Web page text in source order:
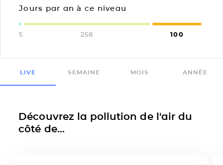
Jours par an à ce niveau
5 258 100
LIVE SEMAINE MOIS ANNÉE
Découvrez la pollution de l'air du
côté de...